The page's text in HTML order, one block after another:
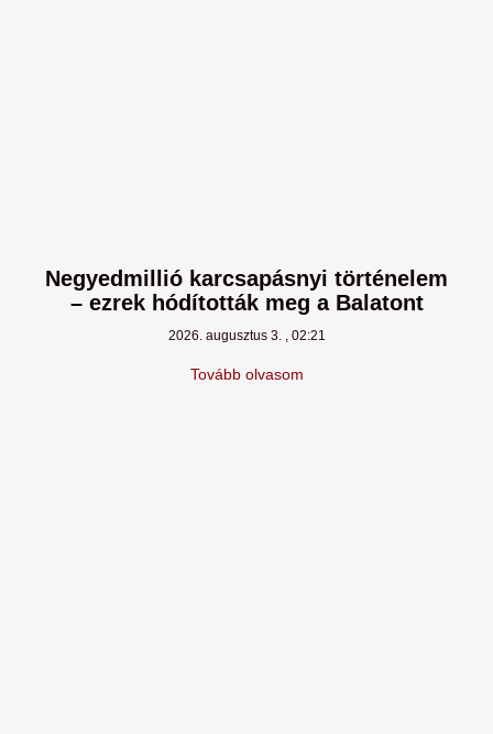
Negyedmillió karcsapásnyi történelem
– ezrek hódították meg a Balatont
2026. augusztus 3. 02:21
Tovább olvasom